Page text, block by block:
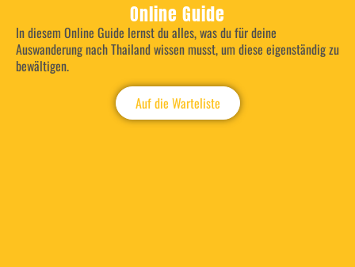
Online Guide
In diesem Online Guide lernst du alles, was du für deine
Auswanderung nach Thailand wissen musst, um diese eigenständig zu
bewältigen.
Auf die Warteliste